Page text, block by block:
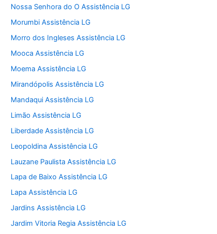
Nossa Senhora do O Assistência LG
Morumbi Assistência LG
Morro dos Ingleses Assistência LG
Mooca Assistência LG
Moema Assistência LG
Mirandópolis Assistência LG
Mandaqui Assistência LG
Limão Assistência LG
Liberdade Assistência LG
Leopoldina Assistência LG
Lauzane Paulista Assistência LG
Lapa de Baixo Assistência LG
Lapa Assistência LG
Jardins Assistência LG
Jardim Vitoria Regia Assistência LG